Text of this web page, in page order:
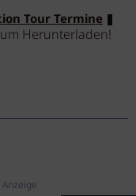
Tour Termine
Herunterladen!
Anzeige